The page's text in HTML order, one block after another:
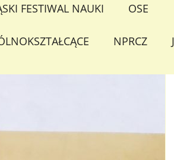
FESTIWAL NAUKI OSE
NPRCZ